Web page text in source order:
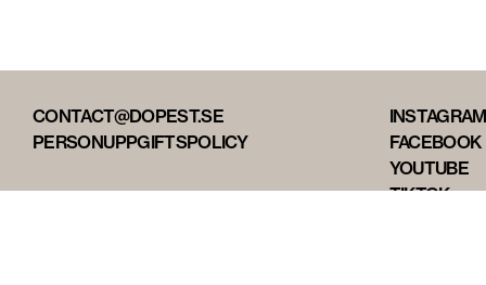
CONTACT@DOPEST.SE
PERSONUPPGIFTSPOLICY
INSTAGRAM
FACEBOOK
YOUTUBE
TIKTOK